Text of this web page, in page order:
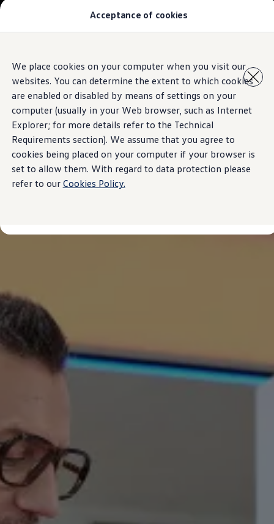
Acceptance of cookies
We place cookies on your computer when you visit our
websites. You can determine the extent to which cookies
are enabled or disabled by means of settings on your
computer (usually in your Web browser, such as Internet
Explorer; for more details refer to the Technical
Requirements section). We assume that you agree to
cookies being placed on your computer if your browser is
set to allow them. With regard to data protection please
refer to our Cookies Policy.
main
content
to
footer
售後推廣優惠
機油及潤滑油
車輪與輪胎
車主有用資訊
故障及意外支援
高田 (Takata) 安全氣袋召回
擁有一輛Volkswagen汽車嗎
陳列室及維修中心
關於 Volkswagen